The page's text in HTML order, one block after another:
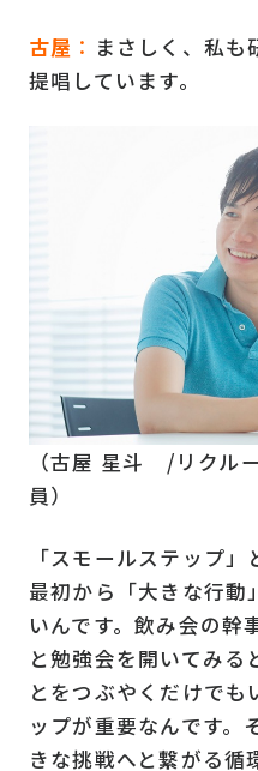
古屋 ： まさしく、私も
提唱しています。
（古屋 星斗 /リクル
員）
「スモールステップ」
最初から「大きな行動
いんです。飲み会の幹
と勉強会を開いてみる
とをつぶやくだけで
ップが重要なんです。
きな挑戦へと繋がる循